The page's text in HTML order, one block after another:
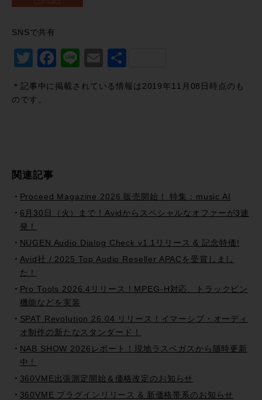
SNSで共有
Twitter
Facebook
LineEmail
＊記事中に掲載されている情報は2019年11月08日時点のも
のです。
関連記事
Proceed Magazine 2026 販売開始！ 特集：music AI
6月30日（火）まで！Avidからスペシャルなオファーが3連
発！
NUGEN Audio Dialog Check v1.1リリース & 記念特価!
Avid社 / 2025 Top Audio Reseller APACを受賞しまし
た！
Pro Tools 2026.4リリース！MPEG-H対応、トラックピン
機能などを実装
SPAT Revolution 26.04 リリース！イマーシブ・オーディ
オ制作の新たなスタンダード！
NAB SHOW 2026レポート！現地ラスベガスから随時更新
中！
360VME出張測定開始＆価格改定のお知らせ
360VME プラグインリリース & 新価格帯系のお知らせ